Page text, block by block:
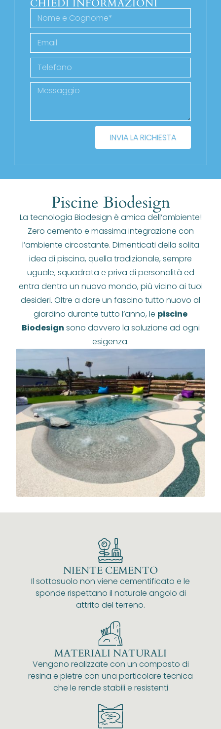
CHIEDI INFORMAZIONI
INVIA LA RICHIESTA
Piscine Biodesign
La tecnologia Biodesign è amica dell’ambiente!
Zero cemento e massima integrazione con
l’ambiente circostante. Dimenticati della solita
idea di piscina, quella tradizionale, sempre
uguale, squadrata e priva di personalità ed
entra dentro un nuovo mondo, più vicino ai tuoi
desideri. Oltre a dare un fascino tutto nuovo al
giardino durante tutto l’anno, le piscine
Biodesign sono davvero la soluzione ad ogni
esigenza.
NIENTE CEMENTO
Il sottosuolo non viene cementificato e le
sponde rispettano il naturale angolo di
attrito del terreno.
MATERIALI NATURALI
Vengono realizzate con un composto di
resina e pietre con una particolare tecnica
che le rende stabili e resistenti